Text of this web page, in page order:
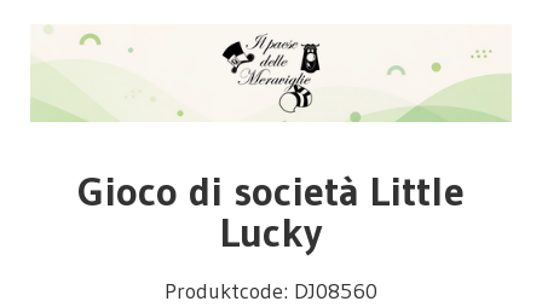
Gioco di società Little
Lucky
Produktcode: DJ08560